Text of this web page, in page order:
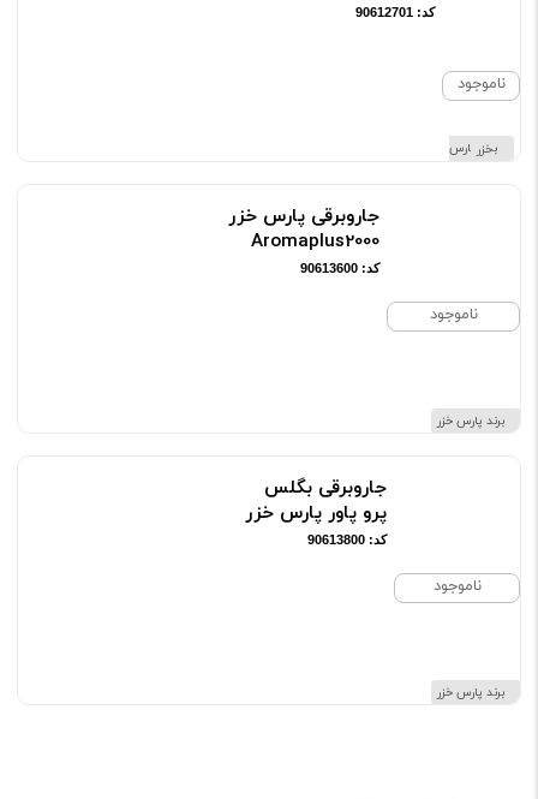
ناموجود
برند پارس خزر
کد: 90612701
ناموجود
برند پارس خزر
جاروبرقی پارس خزر
Aromaplus2000
کد: 90613600
ناموجود
برند پارس خزر
جاروبرقی بگلس
پرو پاور پارس خزر
کد: 90613800